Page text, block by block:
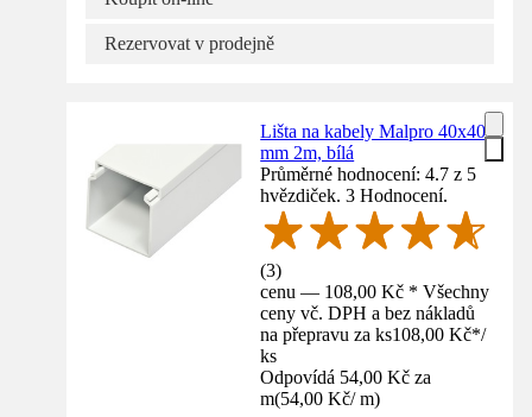
Rezervovat v prodejně
Lišta na kabely Malpro 40x40
mm 2m, bílá
Průměrné hodnocení: 4.7 z 5
hvězdiček. 3 Hodnocení.
(3)
cenu — 108,00 Kč * Všechny
ceny vč. DPH a bez nákladů
na přepravu za ks108,00 Kč*/
ks
Odpovídá 54,00 Kč za
m(54,00 Kč/ m)